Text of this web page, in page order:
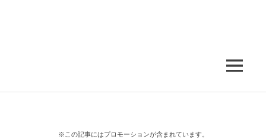
MENU
※この記事にはプロモーションが含まれています。